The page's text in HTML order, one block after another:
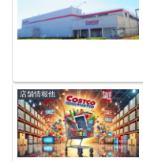
店舗情報他